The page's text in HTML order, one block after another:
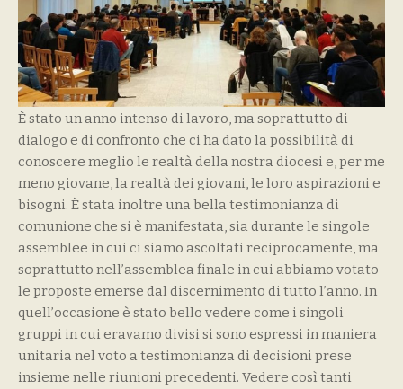
È stato un anno intenso di lavoro, ma soprattutto di
dialogo e di confronto che ci ha dato la possibilità di
conoscere meglio le realtà della nostra diocesi e, per me
meno giovane, la realtà dei giovani, le loro aspirazioni e
bisogni. È stata inoltre una bella testimonianza di
comunione che si è manifestata, sia durante le singole
assemblee in cui ci siamo ascoltati reciprocamente, ma
soprattutto nell’assemblea finale in cui abbiamo votato
le proposte emerse dal discernimento di tutto l’anno. In
quell’occasione è stato bello vedere come i singoli
gruppi in cui eravamo divisi si sono espressi in maniera
unitaria nel voto a testimonianza di decisioni prese
insieme nelle riunioni precedenti. Vedere così tanti